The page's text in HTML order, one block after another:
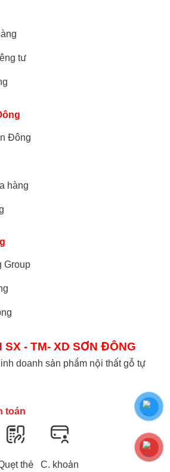
tư
Đông
hàng
Group
SX - TM- XD SƠN ĐÔNG
doanh sản phẩm nội thất gỗ tự
toán
thẻ C. khoản